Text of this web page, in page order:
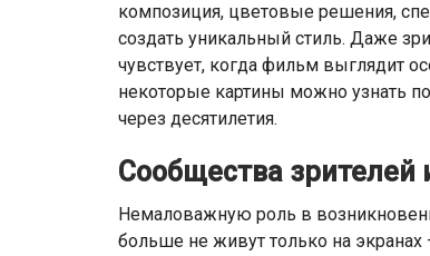
композиция, цветовые решения,
создать уникальный стиль. Даже
чувствует, когда фильм выглядит
некоторые картины можно узнать
через десятилетия.
Сообщества
Немаловажную роль в
больше не живут только на